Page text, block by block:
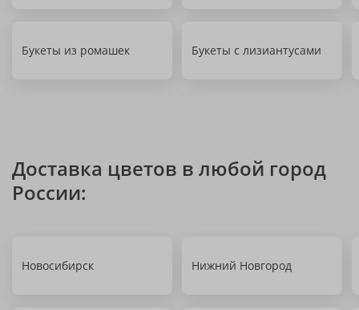
Букеты из ромашек Букеты с лизиантусами
Доставка цветов в любой город
России:
Новосибирск Нижний Новгород